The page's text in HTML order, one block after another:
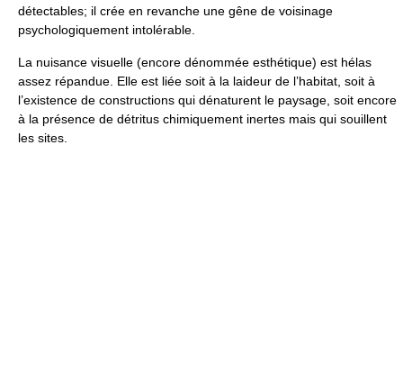
détectables; il crée en revanche une gêne de voisinage
psychologiquement intolérable.
La nuisance visuelle (encore dénommée esthétique) est hélas
assez répandue. Elle est liée soit à la laideur de l’habitat, soit à
l’existence de constructions qui dénaturent le paysage, soit encore
à la présence de détritus chimiquement inertes mais qui souillent
les sites.